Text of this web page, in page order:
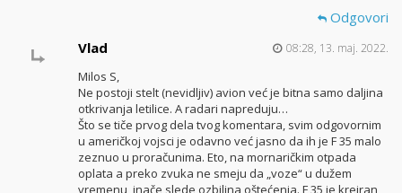
Odgovori
Vlad
08:28, 13. maj. 2022.
Milos S,
Ne postoji stelt (nevidljiv) avion već je bitna samo daljina
otkrivanja letilice. A radari napreduju…
Što se tiče prvog dela tvog komentara, svim odgovornim
u američkoj vojsci je odavno već jasno da ih je F 35 malo
zeznuo u proračunima. Eto, na mornaričkim otpada
oplata a preko zvuka ne smeju da „voze“ u dužem
vremenu, inače slede ozbiljna oštećenja. F 35 je kreiran